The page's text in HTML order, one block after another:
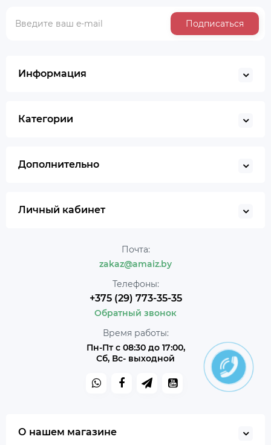
Подписаться
Информация
Категории
Дополнительно
Личный кабинет
Почта:
zakaz@amaiz.by
Телефоны:
+375 (29) 773-35-35
Обратный звонок
Время работы:
Пн-Пт с 08:30 до 17:00,
Сб, Вс- выходной
О нашем магазине